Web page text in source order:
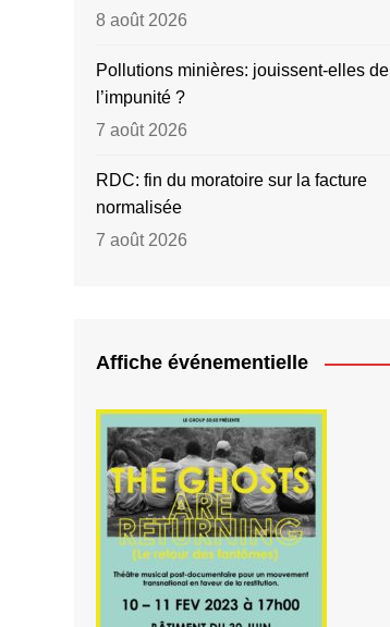
8 août 2026
Pollutions minières: jouissent-elles de
l’impunité ?
7 août 2026
RDC: fin du moratoire sur la facture
normalisée
7 août 2026
Affiche événementielle